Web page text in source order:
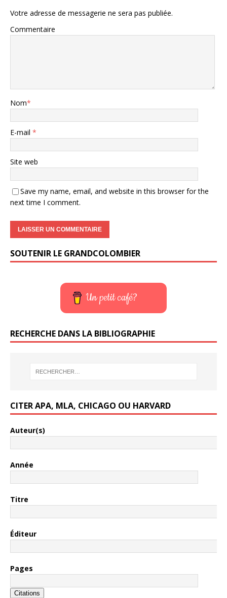
Votre adresse de messagerie ne sera pas publiée.
Commentaire
Nom*
E-mail *
Site web
Save my name, email, and website in this browser for the
next time I comment.
SOUTENIR LE GRANDCOLOMBIER
Un petit café?
RECHERCHE DANS LA BIBLIOGRAPHIE
CITER APA, MLA, CHICAGO OU HARVARD
Auteur(s)
Année
Titre
Éditeur
Pages
Citations